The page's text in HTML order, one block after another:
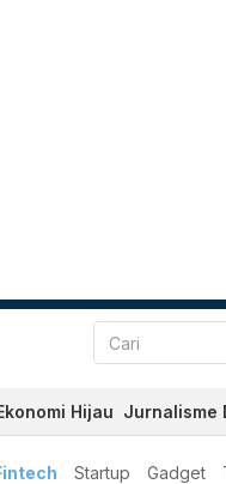
Hijau Jurnalisme
Startup Gadget